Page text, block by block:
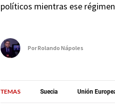
políticos mientras ese
PorRolando Nápoles
TEMAS Suecia Unión